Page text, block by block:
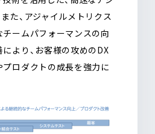
た、アジャイルメトリクス
ームパフォーマンスの向
より、お客様の攻めのDX
ロダクトの成長を強力に